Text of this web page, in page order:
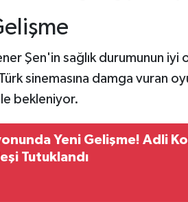
Şen'in sağlık durumunun iyi
sinemasına damga vuran
bekleniyor.
Yeni Gelişme! Adli
Tutuklandı